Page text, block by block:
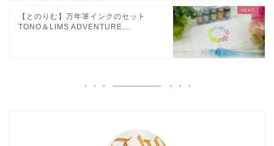
【とのりむ】万年筆インクのセット
TONO＆LIMS ADVENTURE...